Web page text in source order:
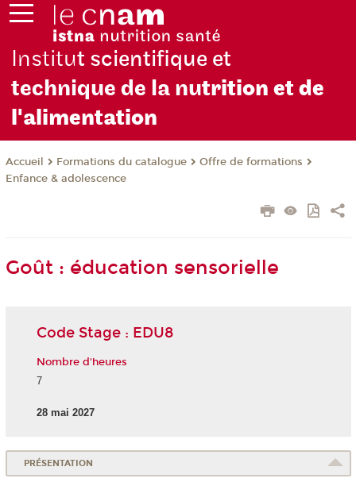
Institut scientifique et
technique de la nutrition et de
l'alimentation
Accueil Formations du catalogue
Offre de formations
Enfance & adolescence
Goût : éducation sensorielle
Code Stage : EDU8
Nombre d'heures
7
28 mai 2027
PRÉSENTATION